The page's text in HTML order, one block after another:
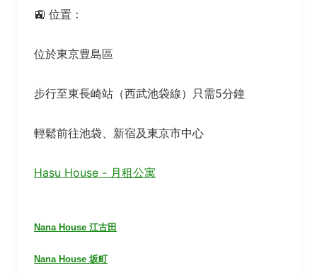
🚉 位置：
位於東京豊島區
步行至東長崎站（西武池袋線）只需5分鐘
輕鬆前往池袋、新宿及東京市中心
Hasu House - 月租公寓
Nana House 江古田
Nana House 坂町